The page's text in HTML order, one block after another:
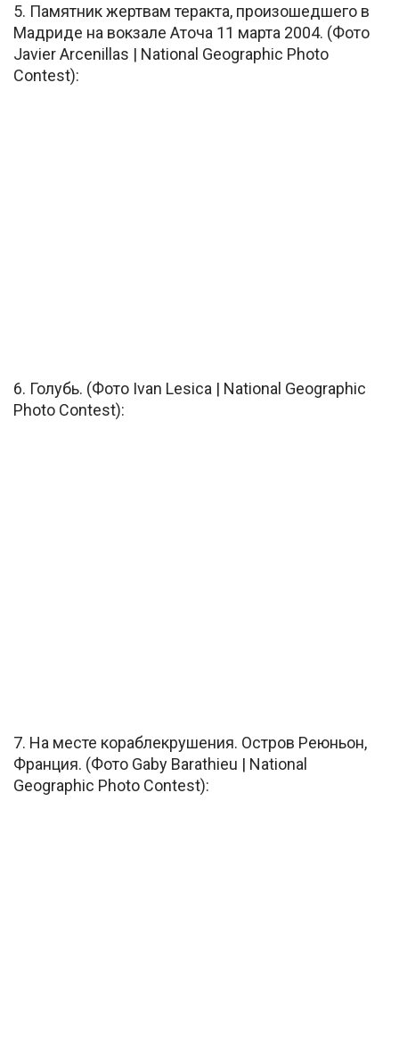
5. Памятник жертвам теракта, произошедшего в
Мадриде на вокзале Аточа 11 марта 2004. (Фото
Javier Arcenillas | National Geographic Photo
Contest):
6. Голубь. (Фото Ivan Lesica | National Geographic
Photo Contest):
7. На месте кораблекрушения. Остров Реюньон,
Франция. (Фото Gaby Barathieu | National
Geographic Photo Contest):